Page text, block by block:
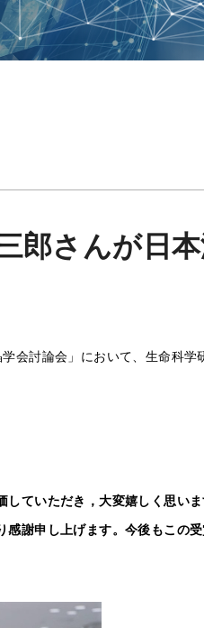
郎さんが日
討論会」において、生命科学
ていただき，大変嬉しく思い
謝申し上げます。今後もこの